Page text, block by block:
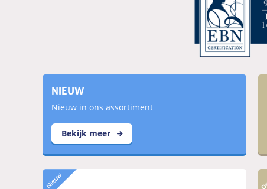
NIEUW
Nieuw in ons assortiment
Bekijk meer